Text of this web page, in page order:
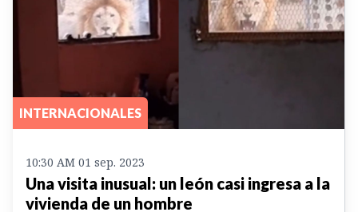
INTERNACIONALES
10:30 AM 01 sep. 2023
Una visita inusual: un león casi ingresa a la
vivienda de un hombre